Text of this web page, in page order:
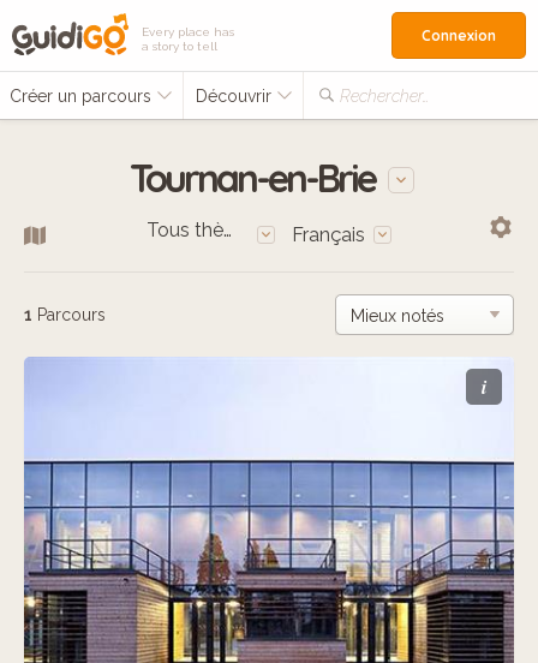
Every place has
a story to tell
Créer un parcours Découvrir Rechercher…
Connexion
Tournan-en-Brie
Tous thèmes Français
1 Parcours
i